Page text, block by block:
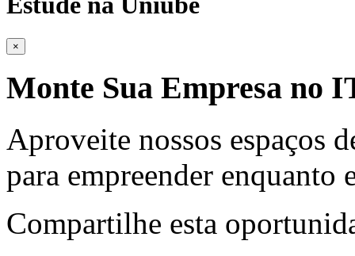
×
Monte Sua Empresa no
Aproveite nossos espaços
para empreender enquanto
Compartilhe esta